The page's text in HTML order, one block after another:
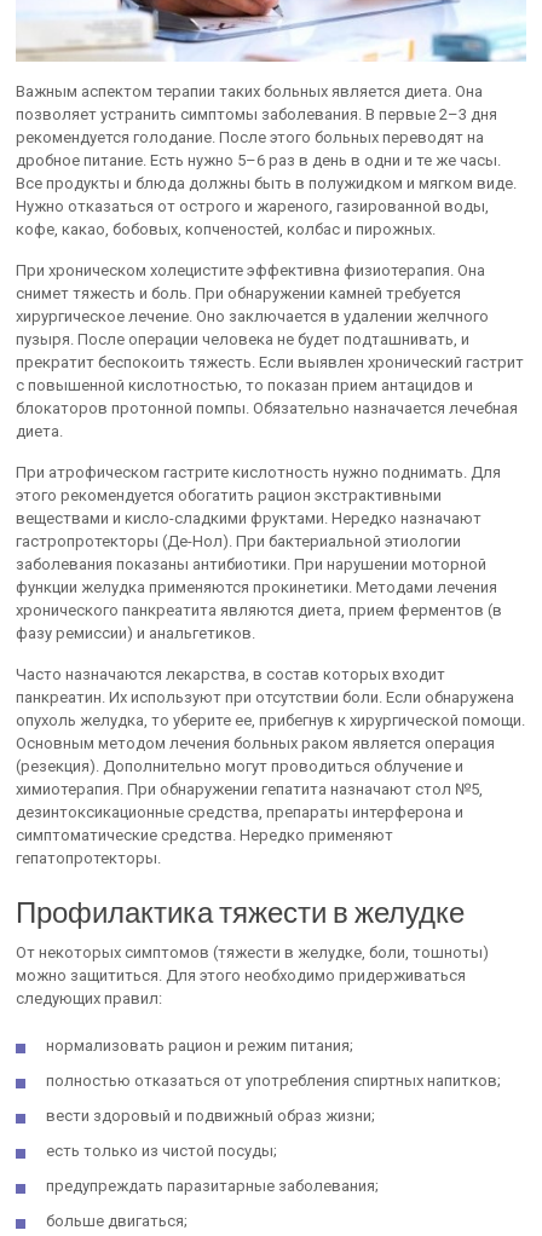
Важным аспектом терапии таких больных является диета. Она
позволяет устранить симптомы заболевания. В первые 2–3 дня
рекомендуется голодание. После этого больных переводят на
дробное питание. Есть нужно 5–6 раз в день в одни и те же часы.
Все продукты и блюда должны быть в полужидком и мягком виде.
Нужно отказаться от острого и жареного, газированной воды,
кофе, какао, бобовых, копченостей, колбас и пирожных.
При хроническом холецистите эффективна физиотерапия. Она
снимет тяжесть и боль. При обнаружении камней требуется
хирургическое лечение. Оно заключается в удалении желчного
пузыря. После операции человека не будет подташнивать, и
прекратит беспокоить тяжесть. Если выявлен хронический гастрит
с повышенной кислотностью, то показан прием антацидов и
блокаторов протонной помпы. Обязательно назначается лечебная
диета.
При атрофическом гастрите кислотность нужно поднимать. Для
этого рекомендуется обогатить рацион экстрактивными
веществами и кисло-сладкими фруктами. Нередко назначают
гастропротекторы (Де-Нол). При бактериальной этиологии
заболевания показаны антибиотики. При нарушении моторной
функции желудка применяются прокинетики. Методами лечения
хронического панкреатита являются диета, прием ферментов (в
фазу ремиссии) и анальгетиков.
Часто назначаются лекарства, в состав которых входит
панкреатин. Их используют при отсутствии боли. Если обнаружена
опухоль желудка, то уберите ее, прибегнув к хирургической помощи.
Основным методом лечения больных раком является операция
(резекция). Дополнительно могут проводиться облучение и
химиотерапия. При обнаружении гепатита назначают стол №5,
дезинтоксикационные средства, препараты интерферона и
симптоматические средства. Нередко применяют
гепатопротекторы.
Профилактика тяжести в желудке
От некоторых симптомов (тяжести в желудке, боли, тошноты)
можно защититься. Для этого необходимо придерживаться
следующих правил:
нормализовать рацион и режим питания;
полностью отказаться от употребления спиртных напитков;
вести здоровый и подвижный образ жизни;
есть только из чистой посуды;
предупреждать паразитарные заболевания;
больше двигаться;